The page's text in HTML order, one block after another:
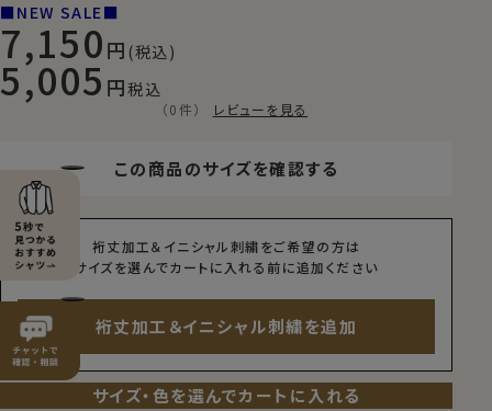
■NEW SALE■
7,150 (税込)
5,005 税込
（0件） レビューを見る
この商品のサイズを確認する
裄丈加工＆イニシャル刺繍をご希望の方は
サイズを選んでカートに入れる前に追加ください
裄丈加工＆イニシャル刺繍を追加
サイズ・色を選んでカートに入れる